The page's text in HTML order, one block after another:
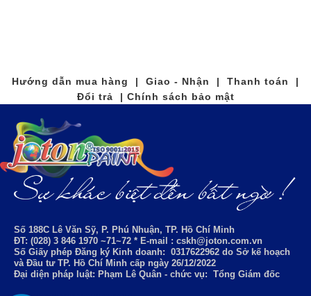
Hướng dẫn mua hàng | Giao - Nhận | Thanh toán |
Đổi trả | Chính sách bảo mật
Số 188C Lê Văn Sỹ, P. Phú Nhuận, TP. Hồ Chí Minh
ĐT: (028) 3 846 1970 ~71~72 * E-mail : cskh@joton.com.vn
Số Giấy phép Đăng ký Kinh doanh: 0317622962 do Sở kế hoạch
và Đầu tư TP. Hồ Chí Minh cấp ngày 26/12/2022
Đại diện pháp luật: Phạm Lê Quân - chức vụ: Tổng Giám đốc